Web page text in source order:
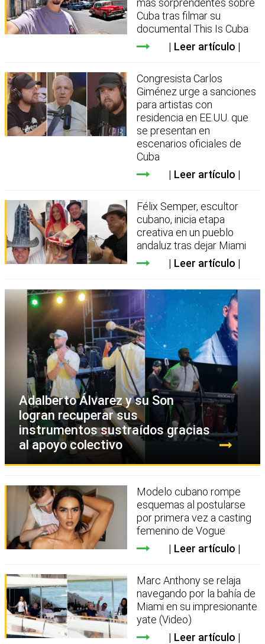
más sorprendentes sobre
Cuba tras filmar su
documental This Is Cuba
Leer artículo
Congresista Carlos
Giménez urge a sanciones
para artistas con
residencia en EE.UU. que
se presentan en
escenarios oficiales de
Cuba
Leer artículo
Félix Semper, escultor
cubano, inicia etapa
creativa en un pueblo
andaluz tras dejar Miami
Leer artículo
Adalberto Álvarez y su Son
logran recuperar sus
instrumentos sustraídos gracias
al apoyo colectivo
Modelo cubano rompe
esquemas al postularse
por primera vez a casting
femenino de Vogue
Leer artículo
Marc Anthony se relaja
navegando por la bahía de
Miami en su impresionante
yate (Video)
Leer artículo